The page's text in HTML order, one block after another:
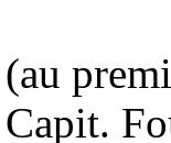
(au
Capit.